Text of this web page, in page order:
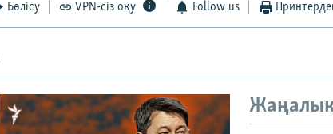
Бөлісу VPN-сіз оқу Follow us